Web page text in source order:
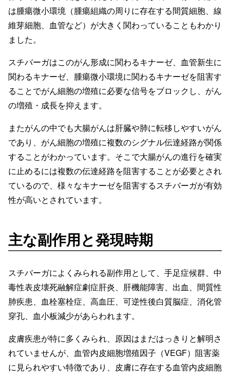
は腫瘍微小環境（腫瘍組織の周りに存在する間質細胞、線
維芽細胞、血管など）が大きく関わっていることもわかり
ました。
スチバーガはこのがん形成に関わるキナーゼ、血管新生に
関わるキナーゼ、腫瘍微小環境に関わるキナーゼを阻害す
ることでがん細胞の増殖に必要な信号をブロックし、がん
の増殖・成長を抑えます。
またがんの中でも大腸がんは肝臓や肺に転移しやすいがん
であり、がん細胞の増殖に複数のシグナル伝達経路が関係
することがわかっています。そこで大腸がんの進行を確実
に止めるには複数の伝達経路を阻害することが必要とされ
ているので、様々なキナーゼを阻害するスチバーガが有効
性が高いとされています。
主な副作用と発現時期
スチバーガによくみられる副作用として、手足症候群、中
毒性表皮壊死融解症劇症肝炎、肝機能障害、出血、間質性
肺疾患、血栓塞栓症、高血圧、可逆性後白質脳症、消化管
穿孔、血小板減少があらわれます。
皮膚疾患が特に多くみられ、原因はまだはっきりと解明さ
れていませんが、血管内皮細胞増殖因子（VEGF）阻害薬
に見られやすい特徴であり、皮膚に存在する血管内皮細胞